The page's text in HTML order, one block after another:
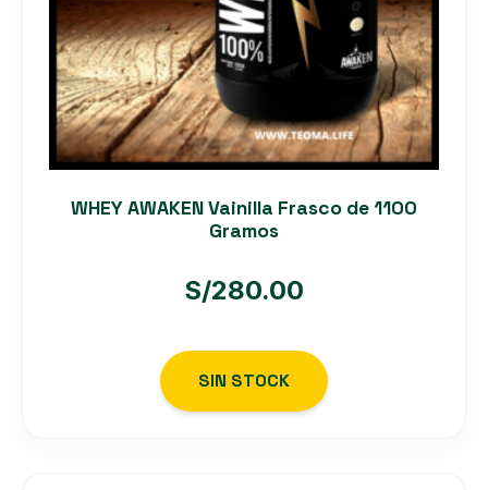
WHEY AWAKEN Vainilla Frasco de 1100
Gramos
S/280.00
SIN STOCK